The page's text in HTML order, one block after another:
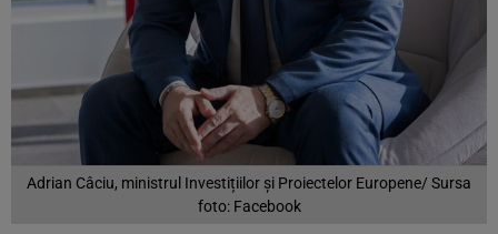
Adrian Câciu, ministrul Investițiilor și Proiectelor Europene/ Sursa
foto: Facebook